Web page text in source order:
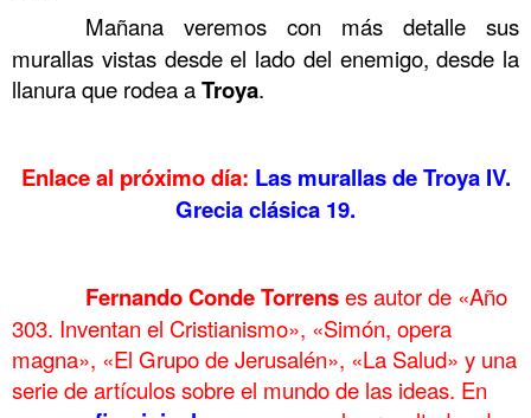
Mañana veremos con más detalle sus
murallas vistas desde el lado del enemigo, desde la
llanura que rodea aTroya.
Enlace al próximo día: Las murallas de Troya IV.
Grecia clásica 19.
Fernando Conde Torrenses autor de «Año
303. Inventan el Cristianismo», «Simón, opera
magna», «El Grupo de Jerusalén», «La Salud» y una
serie de artículos sobre el mundo de las ideas. En